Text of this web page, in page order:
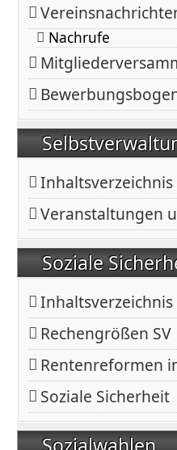
Nachrufe
Inhaltsverzeichnis
Veranstaltungen
Soziale
Inhaltsverzeichnis
Rechengrößen SV
Rentenreformen
Soziale Sicherheit